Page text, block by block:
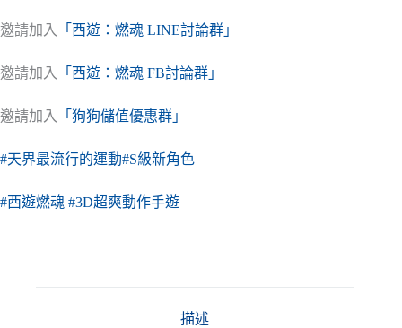
NT$30
到
邀請加入 「西遊：燃魂 LINE討論群」
邀請加入 「西遊：燃魂 FB討論群」
邀請加入 「狗狗儲值優惠群」
#天界最流行的運動#S級新角色
#西遊燃魂 #3D超爽動作手遊
描述